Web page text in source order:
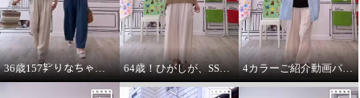
¥0 ¥0
36歳157㌢りなちゃんは60㌢丈、64歳163㌢のひがしは65㌢丈を履く 64歳！ひがしが、SSVのベスト最高！推し‼️コーデ 4カラーご紹介動画パーカー付きのインナーは、凄い使えます。